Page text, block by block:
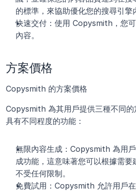
的標準，來協助優化您的搜尋引擎
快速交付：使用 Copysmith，您
內容。
方案價格
Copysmith 的方案價格
Copysmith 為其用戶提供三種不同
具有不同程度的功能：
無限內容生成：Copysmith 為用
成功能，這意味著您可以根據需要
不受任何限制。
免費試用：Copysmith 允許用戶